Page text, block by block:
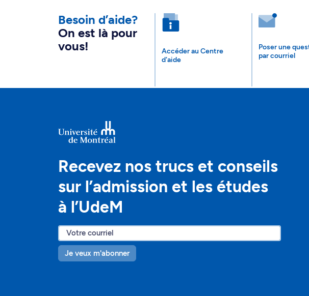
Besoin d’aide?
On est là pour
vous!
Accéder au Centre
d'aide
Poser une
par courriel
Recevez nos trucs et conseils
sur l’admission et les études
à l’UdeM
Je veux m'abonner